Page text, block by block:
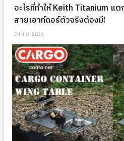
อะไรที่ทำให้ Keith Titanium แ
สายเอาท์ดอร์ตัวจริงต้องมี!
24 มิ.ย. 2026